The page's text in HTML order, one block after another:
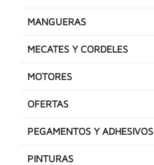
MANGUERAS
MECATES Y CORDELES
MOTORES
OFERTAS
PEGAMENTOS Y ADHESIVOS
PINTURAS